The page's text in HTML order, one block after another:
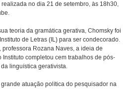
no dia 21 de setembro, às 18h30,
teoria da gramática gerativa, Chomsky foi
de Letras (IL) para ser condecorado.
Rozana Naves, a ideia de
completou cem trabalhos de pós-
linguística gerativista.
atuação política do pesquisador na